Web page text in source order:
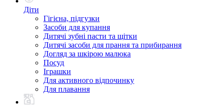
Діти
Гігієна, підгузки
Засоби для купання
Дитячі зубні пасти та щітки
Дитячі засоби для прання та прибирання
Догляд за шкірою малюка
Посуд
Іграшки
Для активного відпочинку
Для плавання